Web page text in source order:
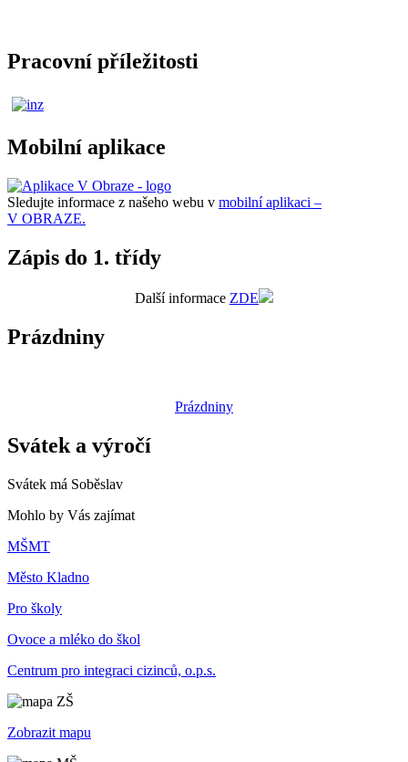
Pracovní příležitosti
Mobilní aplikace
Sledujte informace z našeho webu v mobilní aplikaci –
V OBRAZE.
Zápis do 1. třídy
Další informace ZDE
Prázdniny
Prázdniny
Svátek a výročí
Svátek má Soběslav
Mohlo by Vás zajímat
MŠMT
Město Kladno
Pro školy
Ovoce a mléko do škol
Centrum pro integraci cizinců, o.p.s.
Zobrazit mapu